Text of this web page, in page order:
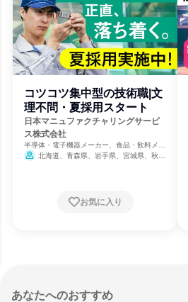
コツコツ集中型の技術職|文
理不問・夏採用スタート
日本マニュファクチャリングサービ
ス株式会社
半導体・電子機器メーカー、食品・飲料メー
カー、人材派遣・職業紹介
北海道、青森県、岩手県、宮城県、秋田
野県、岐阜県、静岡県、愛知県、三重県、滋
賀県、京都府、大阪府、兵庫県、奈良県、和
お気に入り
あなたへのおすすめ